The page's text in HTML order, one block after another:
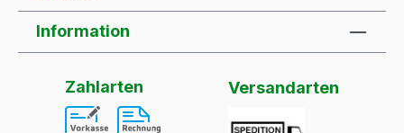
Information
Zahlarten Versandarten